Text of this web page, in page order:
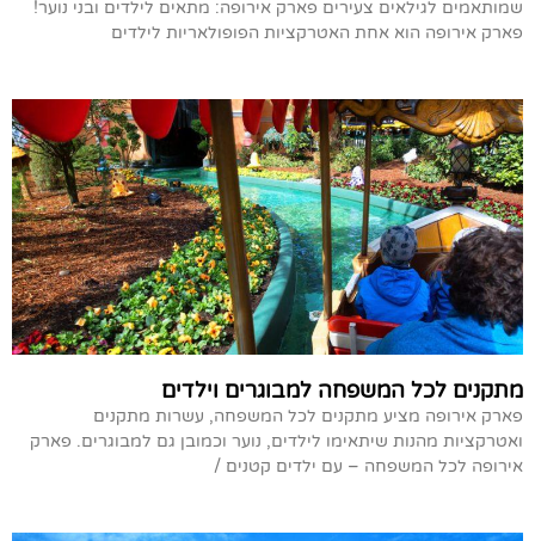
שמותאמים לגילאים צעירים פארק אירופה: מתאים לילדים ובני נוער!
פארק אירופה הוא אחת האטרקציות הפופולאריות לילדים
מתקנים לכל המשפחה למבוגרים וילדים
פארק אירופה מציע מתקנים לכל המשפחה, עשרות מתקנים
ואטרקציות מהנות שיתאימו לילדים, נוער וכמובן גם למבוגרים. פארק
אירופה לכל המשפחה – עם ילדים קטנים /